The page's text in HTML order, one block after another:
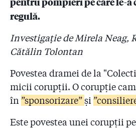
2.8
Sora și nepotul colonelului
pompieri de la Colectiv, au o
2.9
DNA a clasat de două ori un
”sponsorizările” pompierilor!
"Sponsorizările sînt vinovății
catastrofei de la Colectiv”
2.10
#Colectiv: Raed Arafat știa de
regulă.
Investigație de Mirela Neag,
Cătălin Tolontan
Povestea dramei de la
micii corupții. O corupție
în ”sponsorizare”și
Este povestea unei corupții